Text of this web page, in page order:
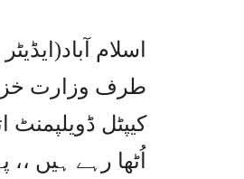
اسلام
طرف وزارت
کیپٹل
اُٹھا رہے ہیں